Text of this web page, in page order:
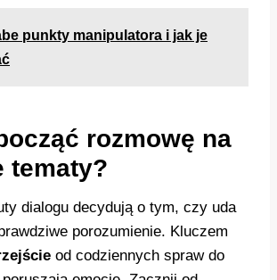
punkty manipulatora i jak je
rozmowę na
tematy?
dialogu decydują o tym, czy uda
porozumienie. Kluczem
od codziennych spraw do